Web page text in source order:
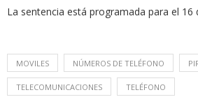
La sentencia está programada para el 16
MOVILES NÚMEROS DE TELÉFONO
TELECOMUNICACIONES TELÉFONO